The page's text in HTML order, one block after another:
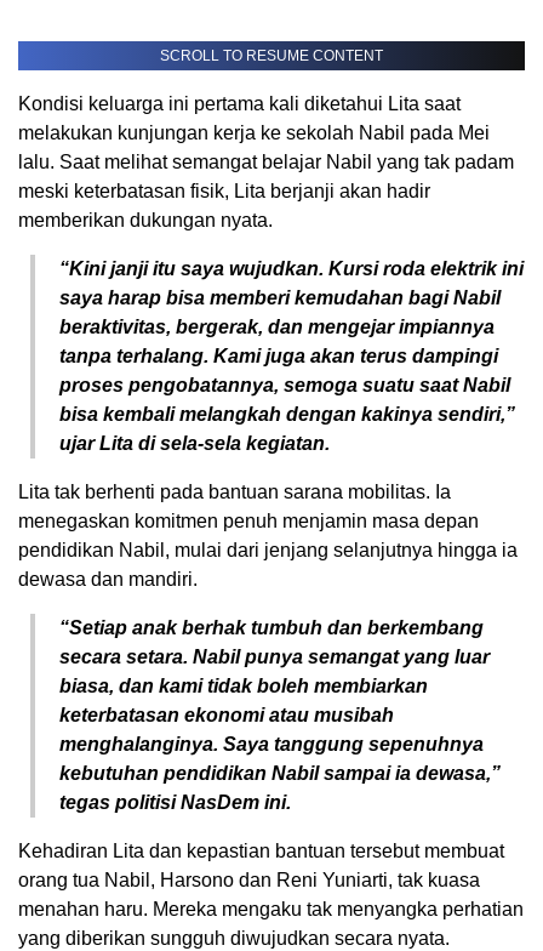
SCROLL TO RESUME CONTENT
Kondisi keluarga ini pertama kali diketahui Lita saat
melakukan kunjungan kerja ke sekolah Nabil pada Mei
lalu. Saat melihat semangat belajar Nabil yang tak padam
meski keterbatasan fisik, Lita berjanji akan hadir
memberikan dukungan nyata.
“Kini janji itu saya wujudkan. Kursi roda elektrik ini
saya harap bisa memberi kemudahan bagi Nabil
beraktivitas, bergerak, dan mengejar impiannya
tanpa terhalang. Kami juga akan terus dampingi
proses pengobatannya, semoga suatu saat Nabil
bisa kembali melangkah dengan kakinya sendiri,”
ujar Lita di sela-sela kegiatan.
Lita tak berhenti pada bantuan sarana mobilitas. Ia
menegaskan komitmen penuh menjamin masa depan
pendidikan Nabil, mulai dari jenjang selanjutnya hingga ia
dewasa dan mandiri.
“Setiap anak berhak tumbuh dan berkembang
secara setara. Nabil punya semangat yang luar
biasa, dan kami tidak boleh membiarkan
keterbatasan ekonomi atau musibah
menghalanginya. Saya tanggung sepenuhnya
kebutuhan pendidikan Nabil sampai ia dewasa,”
tegas politisi NasDem ini.
Kehadiran Lita dan kepastian bantuan tersebut membuat
orang tua Nabil, Harsono dan Reni Yuniarti, tak kuasa
menahan haru. Mereka mengaku tak menyangka perhatian
yang diberikan sungguh diwujudkan secara nyata.